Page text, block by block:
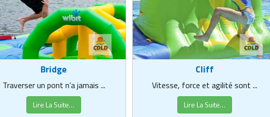
Bridge
Traverser un pont n’a jamais ...
Lire La Suite…
Cliff
Vitesse, force et agilité sont ...
Lire La Suite…